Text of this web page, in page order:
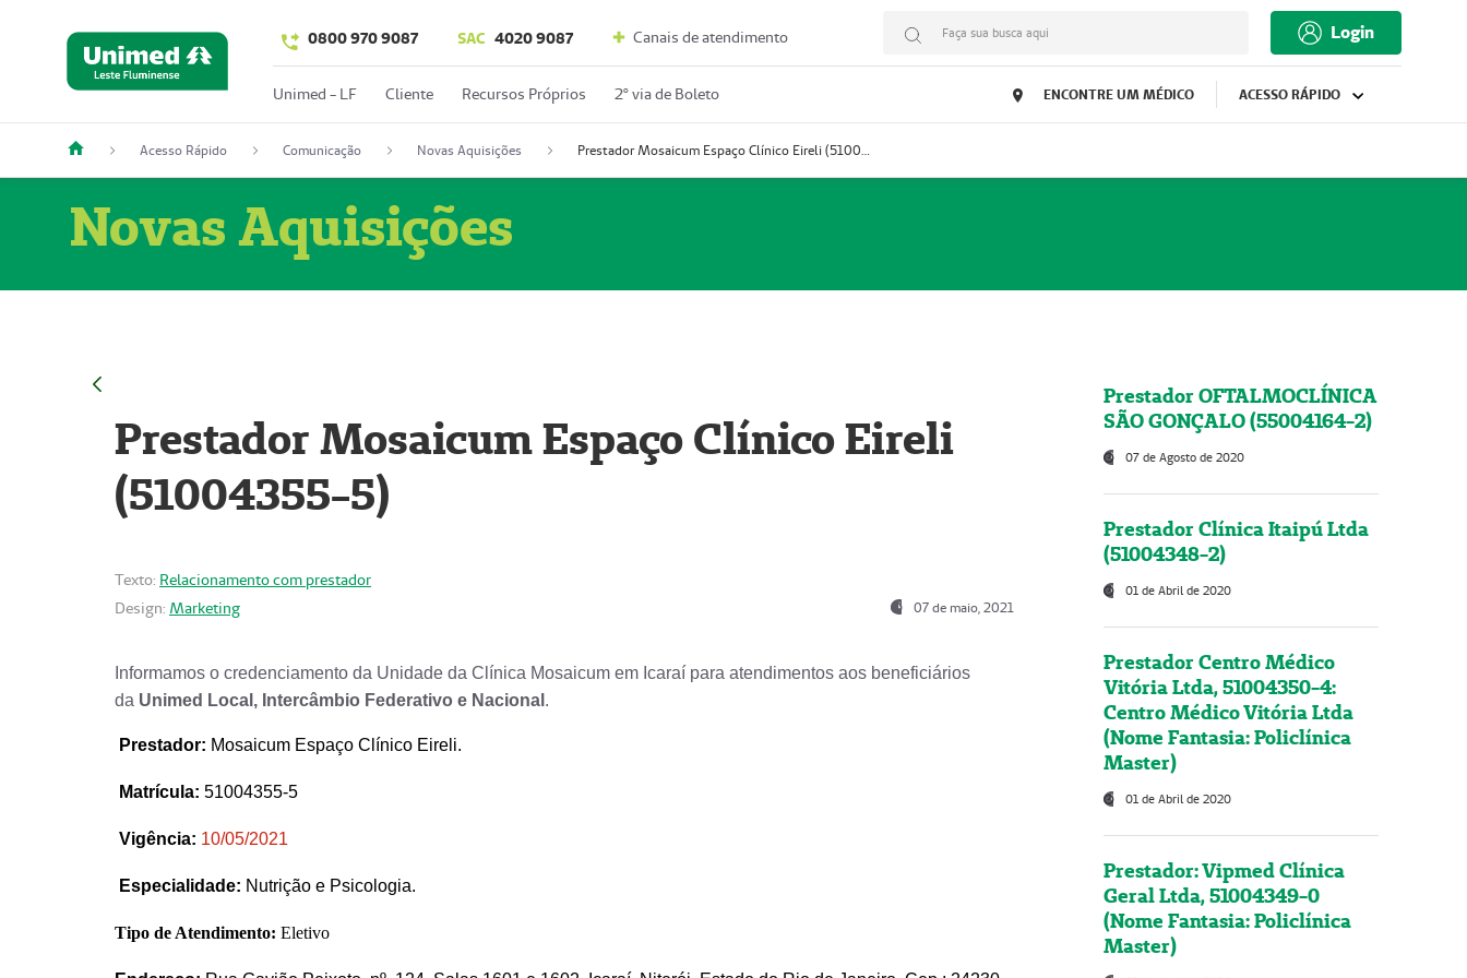
0800 970 9087 SAC 4020 9087 Canais de atendimento Faça sua busca aqui Login
Unimed - LF Cliente Recursos Próprios 2º via de Boleto ENCONTRE UM MÉDICO ACESSO RÁPIDO
Acesso Rápido Comunicação Novas Aquisições Prestador Mosaicum Espaço Clínico Eireli (51004355-5)
Novas Aquisições
Prestador Mosaicum Espaço Clínico Eireli
(51004355-5)
Texto: Relacionamento com prestador
Design: Marketing 07 de maio, 2021
Informamos o credenciamento da Unidade da Clínica Mosaicum em Icaraí para atendimentos aos beneficiários
da Unimed Local, Intercâmbio Federativo e Nacional .
Prestador: Mosaicum Espaço Clínico Eireli.
Matrícula: 51004355-5
Vigência: 10/05/2021
Especialidade: Nutrição e Psicologia.
Tipo de Atendimento: Eletivo
Prestador OFTALMOCLÍNICA
SÃO GONÇALO (55004164-2)
07 de Agosto de 2020
Prestador Clínica Itaipú Ltda
(51004348-2)
01 de Abril de 2020
Prestador Centro Médico
Vitória Ltda, 51004350-4:
Centro Médico Vitória Ltda
(Nome Fantasia: Policlínica
Master)
01 de Abril de 2020
Prestador: Vipmed Clínica
Geral Ltda, 51004349-0
(Nome Fantasia: Policlínica
Master)